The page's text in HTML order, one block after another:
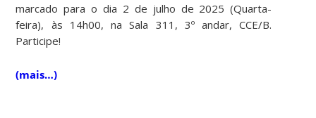
marcado para o dia 2 de julho de 2025 (Quarta-
feira), às 14h00, na Sala 311, 3º andar, CCE/B.
Participe!
(mais…)